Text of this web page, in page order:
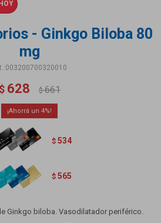
HOY
- Ginkgo Biloba 80
mg
003200700320010
$ 628 $ 661
4
$ 534
$ 565
Ginkgo biloba. Vasodilatador periférico.